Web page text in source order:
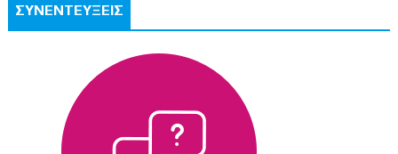
ΣΥΝΕΝΤΕΥΞΕΙΣ